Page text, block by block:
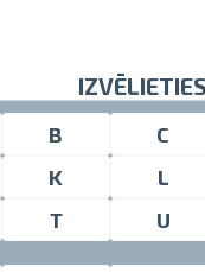
B C
K L
T U